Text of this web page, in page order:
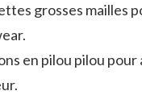
grosses mailles
en pilou pilou